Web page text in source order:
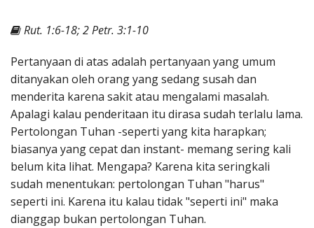
Fasilitas
Materi
Penerbitan
Rut. 1:6-18; 2 Petr. 3:1-10
Pertanyaan di atas adalah pertanyaan yang umum
ditanyakan oleh orang yang sedang susah dan
menderita karena sakit atau mengalami masalah.
Apalagi kalau penderitaan itu dirasa sudah terlalu lama.
Pertolongan Tuhan -seperti yang kita harapkan;
biasanya yang cepat dan instant- memang sering kali
belum kita lihat. Mengapa? Karena kita seringkali
sudah menentukan: pertolongan Tuhan "harus"
seperti ini. Karena itu kalau tidak "seperti ini" maka
dianggap bukan pertolongan Tuhan.